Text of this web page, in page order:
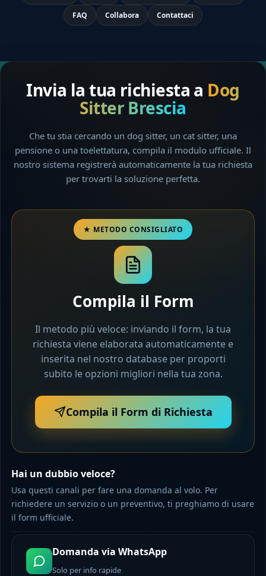
FAQ Collabora Contattaci
Invia la tua richiesta a Dog
Sitter Brescia
Che tu stia cercando un dog sitter, un cat sitter, una
pensione o una toelettatura, compila il modulo ufficiale. Il
nostro sistema registrerà automaticamente la tua richiesta
per trovarti la soluzione perfetta.
Compila il Form
Il metodo più veloce: inviando il form, la tua
richiesta viene elaborata automaticamente e
inserita nel nostro database per proporti
subito le opzioni migliori nella tua zona.
Compila il Form di Richiesta
Hai un dubbio veloce?
Usa questi canali per fare una domanda al volo. Per
richiedere un servizio o un preventivo, ti preghiamo di usare
il form ufficiale.
Domanda via WhatsApp
Solo per info rapide